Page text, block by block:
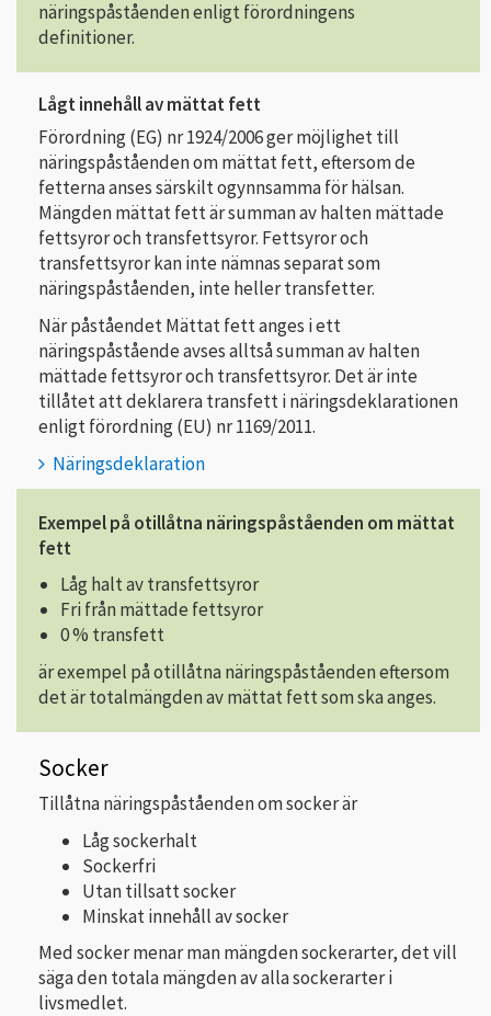
näringspåståenden enligt förordningens
definitioner.
Lågt innehåll av mättat fett
Förordning (EG) nr 1924/2006 ger möjlighet till
näringspåståenden om mättat fett, eftersom de
fetterna anses särskilt ogynnsamma för hälsan.
Mängden mättat fett är summan av halten mättade
fettsyror och transfettsyror. Fettsyror och
transfettsyror kan inte nämnas separat som
näringspåståenden, inte heller transfetter.
När påståendet Mättat fett anges i ett
näringspåstående avses alltså summan av halten
mättade fettsyror och transfettsyror. Det är inte
tillåtet att deklarera transfett i näringsdeklarationen
enligt förordning (EU) nr 1169/2011.
Näringsdeklaration
Exempel på otillåtna näringspåståenden om mättat
fett
Låg halt av transfettsyror
Fri från mättade fettsyror
0 % transfett
är exempel på otillåtna näringspåståenden eftersom
det är totalmängden av mättat fett som ska anges.
Socker
Tillåtna näringspåståenden om socker är
Låg sockerhalt
Sockerfri
Utan tillsatt socker
Minskat innehåll av socker
Med socker menar man mängden sockerarter, det vill
säga den totala mängden av alla sockerarter i
livsmedlet.